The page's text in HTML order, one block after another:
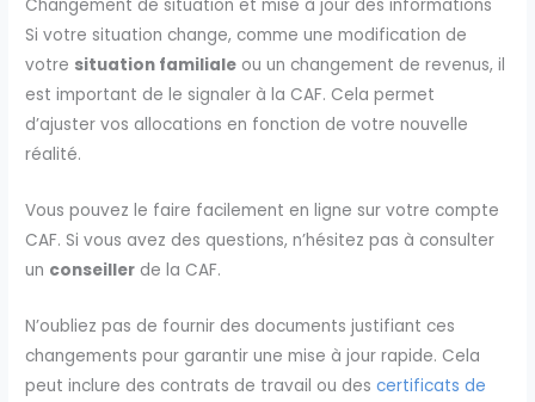
Changement de situation et mise à jour des informations
Si votre situation change, comme une modification de
votre situation familiale ou un changement de revenus, il
est important de le signaler à la CAF. Cela permet
d’ajuster vos allocations en fonction de votre nouvelle
réalité.
Vous pouvez le faire facilement en ligne sur votre compte
CAF. Si vous avez des questions, n’hésitez pas à consulter
un conseiller de la CAF.
N’oubliez pas de fournir des documents justifiant ces
changements pour garantir une mise à jour rapide. Cela
peut inclure des contrats de travail ou descertificats de